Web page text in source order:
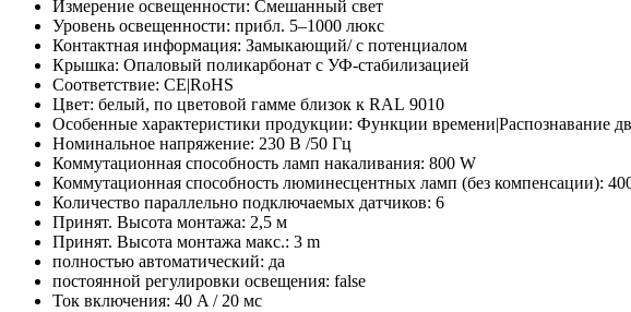
Измерение освещенности: Смешанный свет
Уровень освещенности: прибл. 5–1000 люкс
Контактная информация: Замыкающий/ с потенциалом
Крышка: Опаловый поликарбонат с УФ-стабилизацией
Соответствие: CE|RoHS
Цвет: белый, по цветовой гамме близок к RAL 9010
Особенные характеристики продукции: Функции времени|Распознавание
Номинальное напряжение: 230 В /50 Гц
Коммутационная способность ламп накаливания: 800 W
Коммутационная способность люминесцентных ламп (без компенсации):
Количество параллельно подключаемых датчиков: 6
Принят. Высота монтажа: 2,5 м
Принят. Высота монтажа макс.: 3 m
полностью автоматический: да
постоянной регулировки освещения: false
Ток включения: 40 A / 20 мс